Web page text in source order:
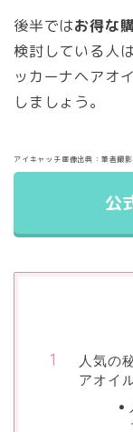
後半ではお得な
検討している人
ッカーナヘアオ
しましょう。
アイキャッチ画像出典：筆者撮影
公
人気の
アオイ